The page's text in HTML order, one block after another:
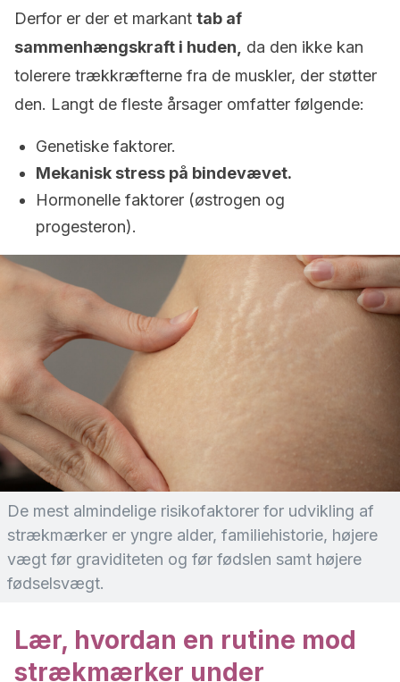
Derfor er der et markant tab af
sammenhængskraft i huden,
da den ikke kan
tolerere trækkræfterne fra de muskler, der støtter
den. Langt de fleste årsager omfatter følgende:
Genetiske faktorer.
Mekanisk stress på bindevævet.
Hormonelle faktorer (østrogen og
progesteron).
De mest almindelige risikofaktorer for udvikling af
strækmærker er yngre alder, familiehistorie, højere
vægt før graviditeten og før fødslen samt højere
fødselsvægt.
Lær, hvordan en rutine mod
strækmærker under